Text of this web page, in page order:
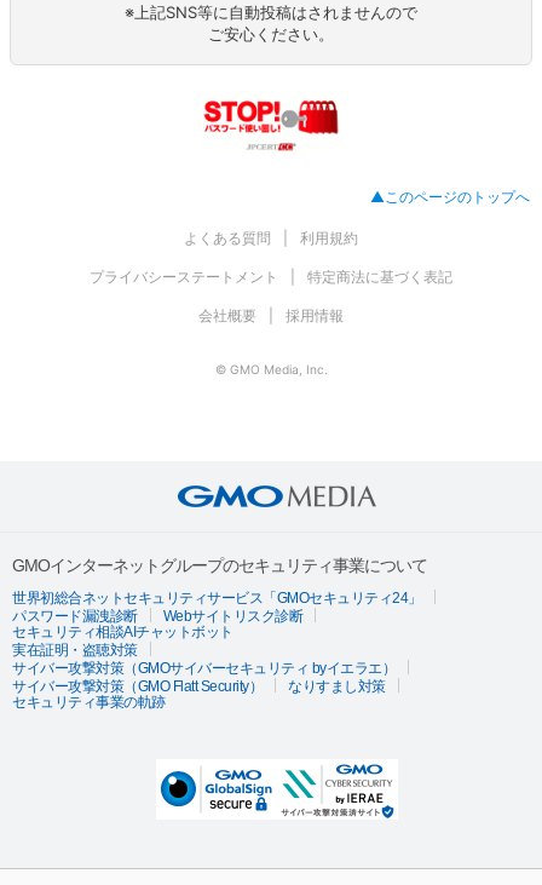
※上記SNS等に自動投稿はされませんので
ご安心ください。
▲このページのトップへ
よくある質問 利用規約
プライバシーステートメント 特定商法に基づく表記
会社概要 採用情報
© GMO Media, Inc.
GMOインターネットグループのセキュリティ事業について
世界初総合ネットセキュリティサービス「GMOセキュリティ24」
パスワード漏洩診断
Webサイトリスク診断
セキュリティ相談AIチャットボット
実在証明・盗聴対策
サイバー攻撃対策（GMOサイバーセキュリティ byイエラエ）
サイバー攻撃対策（GMO Flatt Security）
なりすまし対策
セキュリティ事業の軌跡